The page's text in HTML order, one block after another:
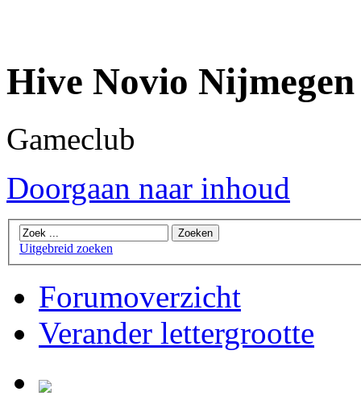
Hive Novio Nijmegen
Gameclub
Doorgaan naar inhoud
Uitgebreid zoeken
Forumoverzicht
Verander lettergrootte